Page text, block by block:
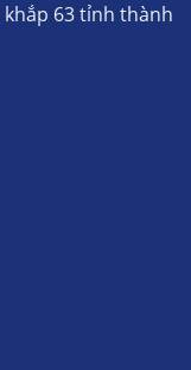
63 tỉnh thành